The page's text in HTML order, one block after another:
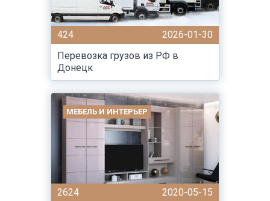
424
2026-01-30
Перевозка грузов из РФ в
Донецк
МЕБЕЛЬ И ИНТЕРЬЕР
2624
2020-05-15